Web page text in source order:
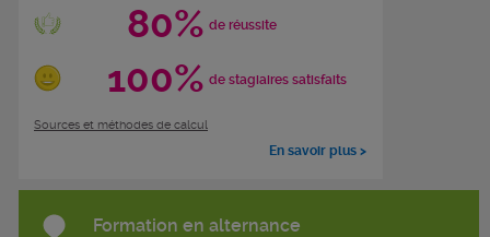
80% de réussite
100% de stagiaires satisfaits
Sources et méthodes de calcul
En savoir plus >
Formation en alternance